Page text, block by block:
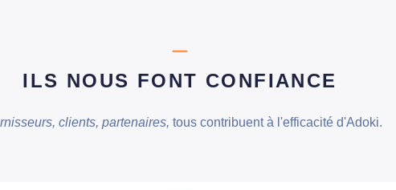
ILS NOUS FONT CONFIANCE
clients, partenaires, tous contribuent à l'efficacité d'Adoki.